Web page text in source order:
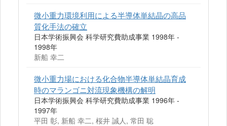
微小重力環境利用による半導体単結晶の高品
質化手法の確立
日本学術振興会 科学研究費助成事業 1998年 -
1998年
新船 幸二
微小重力場における化合物半導体単結晶育成
時のマランゴニ対流現象機構の解明
日本学術振興会 科学研究費助成事業 1996年 -
1997年
平田 彰, 新船 幸二, 桜井 誠人, 常田 聡